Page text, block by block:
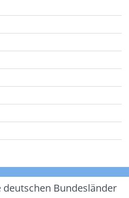
deutschen Bundesländer